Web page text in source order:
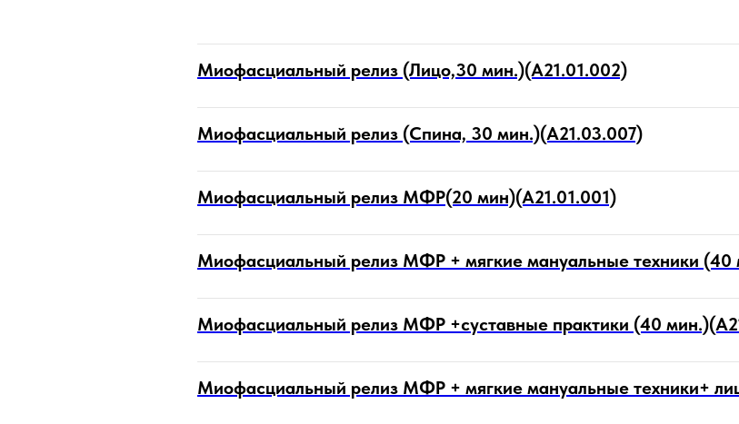
Миофасциальный релиз (Лицо,30 мин.)(А21.01.002)
Миофасциальный релиз (Спина, 30 мин.)(А21.03.007)
Миофасциальный релиз МФР(20 мин)(А21.01.001)
Миофасциальный релиз МФР + мягкие мануальные техники (40
Миофасциальный релиз МФР +суставные практики (40
Миофасциальный релиз МФР + мягкие мануальные техники+